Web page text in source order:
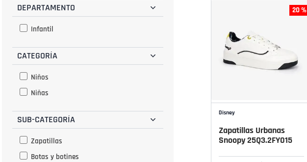
DEPARTAMENTO
Infantil
CATEGORÍA
Niños
Niñas
SUB-CATEGORÍA
Zapatillas
Botas y botines
20 %
Disney
Zapatillas Urbanas
Snoopy 25Q3.2FY015